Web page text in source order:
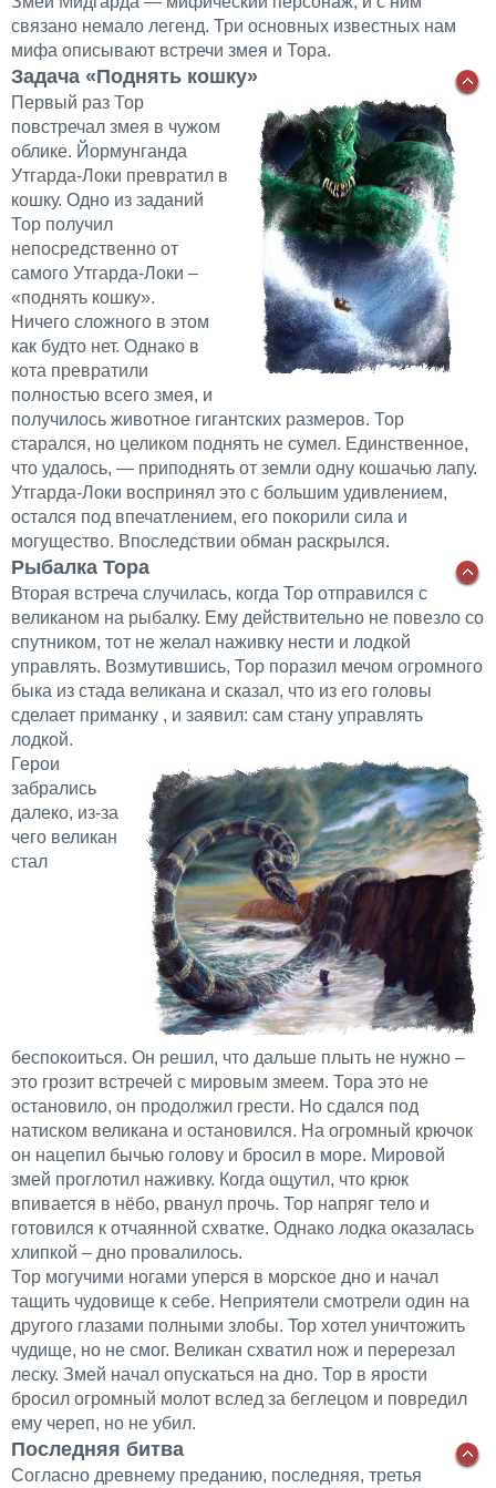
связано немало легенд. Три основных известных нам
мифа описывают встречи змея и Тора.
Задача «Поднять кошку»
Первый раз Тор
повстречал змея в чужом
облике. Йормунганда
Утгарда-Локи превратил в
кошку. Одно из заданий
Тор получил
непосредственно от
самого Утгарда-Локи –
«поднять кошку».
Ничего сложного в этом
как будто нет. Однако в
кота превратили
полностью всего змея, и
получилось животное гигантских размеров. Тор
старался, но целиком поднять не сумел. Единственное,
что удалось, — приподнять от земли одну кошачью лапу.
Утгарда-Локи воспринял это с большим удивлением,
остался под впечатлением, его покорили сила и
могущество. Впоследствии обман раскрылся.
Рыбалка Тора
Вторая встреча случилась, когда Тор отправился с
великаном на рыбалку. Ему действительно не повезло со
спутником, тот не желал наживку нести и лодкой
управлять. Возмутившись, Тор поразил мечом огромного
быка из стада великана и сказал, что из его головы
сделает приманку , и заявил: сам стану управлять
лодкой.
Герои
забрались
далеко, из-за
чего великан
стал
беспокоиться. Он решил, что дальше плыть не нужно –
это грозит встречей с мировым змеем. Тора это не
остановило, он продолжил грести. Но сдался под
натиском великана и остановился. На огромный крючок
он нацепил бычью голову и бросил в море. Мировой
змей проглотил наживку. Когда ощутил, что крюк
впивается в нёбо, рванул прочь. Тор напряг тело и
готовился к отчаянной схватке. Однако лодка оказалась
хлипкой – дно провалилось.
Тор могучими ногами уперся в морское дно и начал
тащить чудовище к себе. Неприятели смотрели один на
другого глазами полными злобы. Top хотел уничтожить
чудище, но не смог. Великан схватил нож и перерезал
леску. Змей начал опускаться на дно. Тор в ярости
бросил огромный молот вслед за беглецом и повредил
ему череп, но не убил.
Последняя битва
Согласно древнему преданию, последняя, третья